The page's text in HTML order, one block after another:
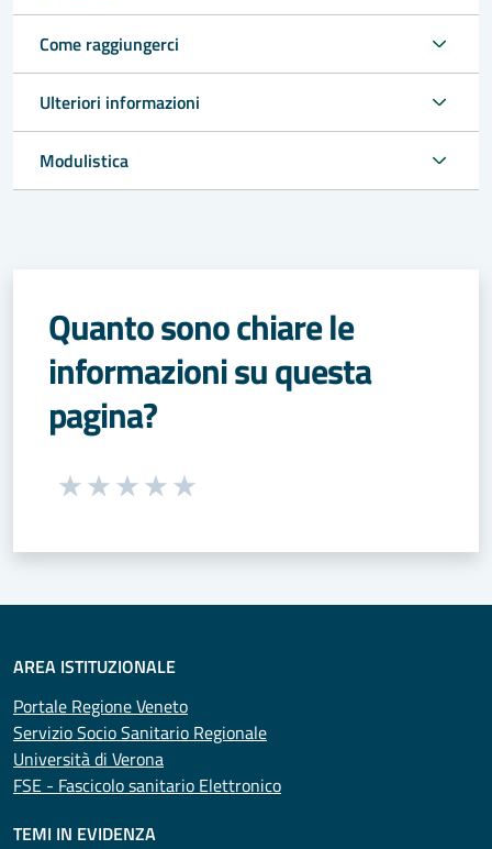
Come raggiungerci
Ulteriori informazioni
Modulistica
Quanto sono chiare le
informazioni su questa
pagina?
Seleziona una valutazione da 1 a 5 stelle
AREA ISTITUZIONALE
Portale Regione Veneto
Servizio Socio Sanitario Regionale
Università di Verona
FSE - Fascicolo sanitario Elettronico
TEMI IN EVIDENZA